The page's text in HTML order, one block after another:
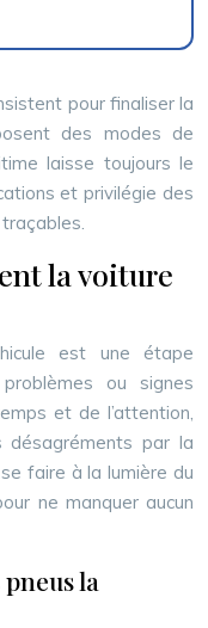
pour finaliser la
des modes de
laisse toujours le
et privilégie des
la voiture
est une étape
ou signes
et de l’attention,
par la
faire à la lumière du
ne manquer aucun
la